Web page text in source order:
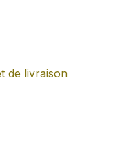
de livraison